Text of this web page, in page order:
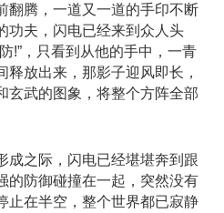
翻腾，一道又一道的手印不断
功夫，闪电已经来到众人头
!”，只看到从他的手中，一青
放出来，那影子迎风即长，
玄武的图象，将整个方阵全部
之际，闪电已经堪堪奔到跟
的防御碰撞在一起，突然没有
止在半空，整个世界都已寂静